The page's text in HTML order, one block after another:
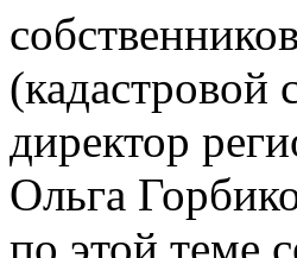
(кадастровой
директор
Ольга
по этой теме